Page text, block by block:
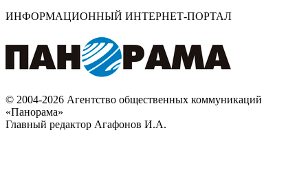
ИНФОРМАЦИОННЫЙ ИНТЕРНЕТ-ПОРТАЛ
© 2004-2026 Агентство общественных коммуникаций
«Панорама»
Главный редактор Агафонов И.А.